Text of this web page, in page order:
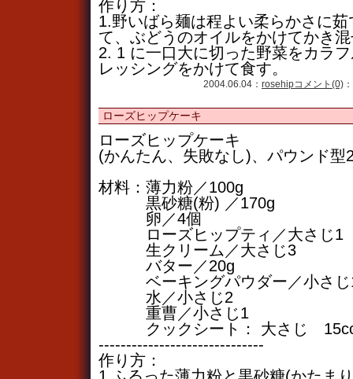
作り方：
1.野いばら麺は程よい柔らかさに
て、ぶどうのオイルをかけてかき
2. 1 に一口大に切った野菜をカラ
レッシングをかけて食す。
2004.06.04： rosehipコメント(0)
ローズヒップケーキ
ローズヒップケーキ
(かんたん、失敗なし)、パウンド型
材料：薄力粉／100g
黒砂糖(粉) ／170g
卵／4個
ローズヒップティ／大さじ1
生クリーム／大さじ3
バター／20g
ベーキングパウダー／小さじ
水／小さじ2
重曹／小さじ1
クックシート： 大さじ
------------------------------
作り方：